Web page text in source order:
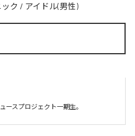
ク / アイドル(男性)
ースプロジェクト一期生。